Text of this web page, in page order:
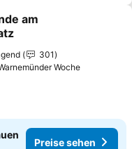
hinzufügen
am
301
Woche
Preise sehen